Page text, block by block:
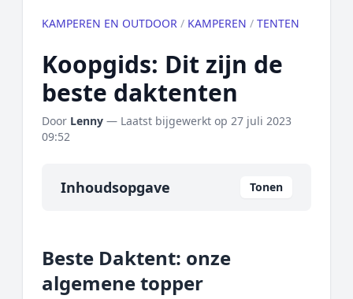
KAMPEREN EN OUTDOOR / KAMPEREN / TENTEN
Koopgids: Dit zijn de
beste daktenten
Door Lenny — Laatst bijgewerkt op 27 juli 2023
09:52
Inhoudsopgave Tonen
Onze algemene topper
Prijs topper
Beste Daktent: onze
algemene topper